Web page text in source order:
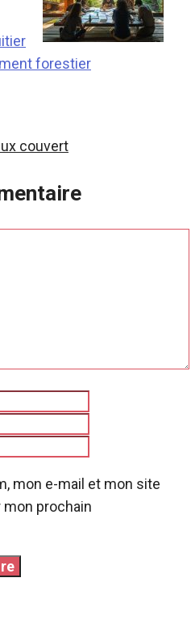
forestier
couvert
mon e-mail et mon site
mon prochain